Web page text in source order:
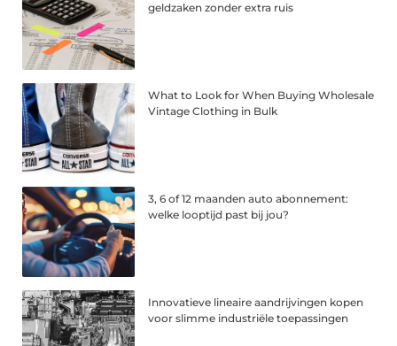
geldzaken zonder extra ruis
What to Look for When Buying Wholesale
Vintage Clothing in Bulk
3, 6 of 12 maanden auto abonnement:
welke looptijd past bij jou?
Innovatieve lineaire aandrijvingen kopen
voor slimme industriële toepassingen